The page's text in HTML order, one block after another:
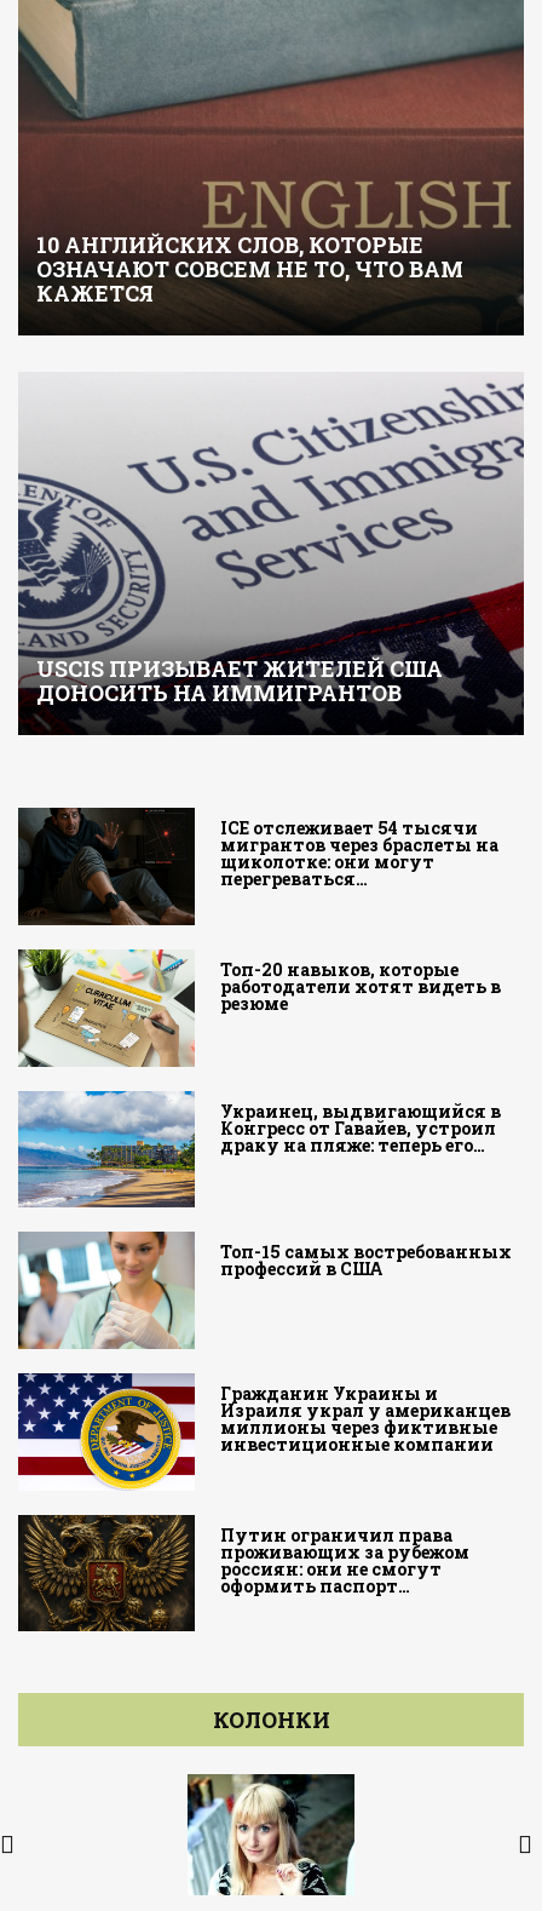
10 АНГЛИЙСКИХ СЛОВ, КОТОРЫЕ
ОЗНАЧАЮТ СОВСЕМ НЕ ТО, ЧТО ВАМ
КАЖЕТСЯ
USCIS ПРИЗЫВАЕТ ЖИТЕЛЕЙ США
ДОНОСИТЬ НА ИММИГРАНТОВ
ICE отслеживает 54 тысячи
мигрантов через браслеты на
щиколотке: они могут
перегреваться…
Топ-20 навыков, которые
работодатели хотят видеть в
резюме
Украинец, выдвигающийся в
Конгресс от Гавайев, устроил
драку на пляже: теперь его…
Топ-15 самых востребованных
профессий в США
Гражданин Украины и
Израиля украл у американцев
миллионы через фиктивные
инвестиционные компании
Путин ограничил права
проживающих за рубежом
россиян: они не смогут
оформить паспорт…
КОЛОНКИ